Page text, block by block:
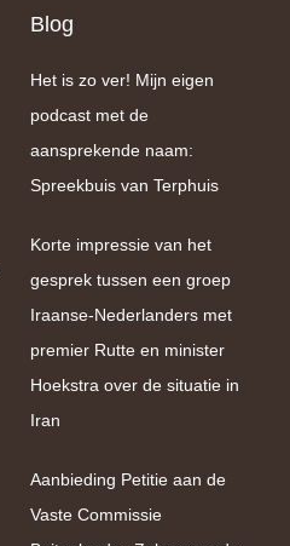
Blog
Het is zo ver! Mijn eigen
podcast met de
aansprekende naam:
Spreekbuis van Terphuis
Korte impressie van het
gesprek tussen een groep
Iraanse-Nederlanders met
premier Rutte en minister
Hoekstra over de situatie in
Iran
Aanbieding Petitie aan de
Vaste Commissie